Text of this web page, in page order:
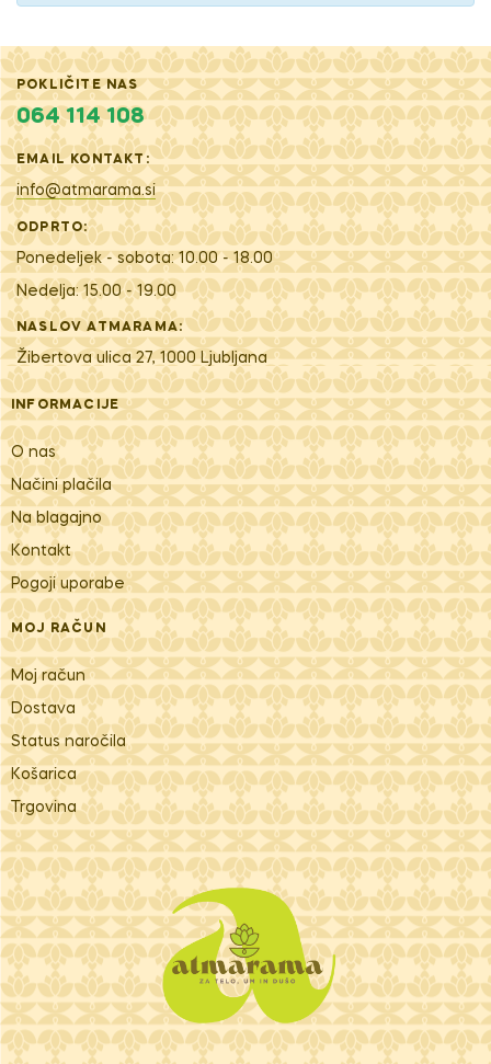
POKLIČITE NAS
064 114 108
EMAIL KONTAKT:
info@atmarama.si
ODPRTO:
Ponedeljek - sobota: 10.00 - 18.00
Nedelja: 15.00 - 19.00
NASLOV ATMARAMA:
Žibertova ulica 27, 1000 Ljubljana
INFORMACIJE
O nas
Načini plačila
Na blagajno
Kontakt
Pogoji uporabe
MOJ RAČUN
Moj račun
Dostava
Status naročila
Košarica
Trgovina